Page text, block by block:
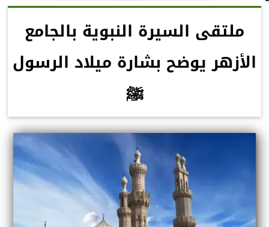
ملتقى السيرة النبوية بالجامع
الأزهر يوضح بشارة ميلاد الرسول
ﷺ